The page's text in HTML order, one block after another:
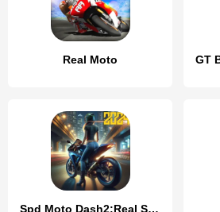
Real Moto
Spd Moto Dash2:Real Simulator